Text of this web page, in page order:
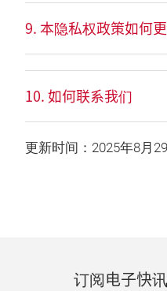
9. 本隐私权政策如何
10. 如何联系我们
更新时间：2025年8月
订阅电子快